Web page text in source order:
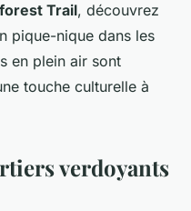
Trail, découvrez
pique-nique dans les
en plein air sont
touche culturelle à
verdoyants